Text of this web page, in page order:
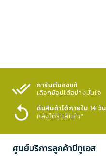
การันตีของแท้
เลือกช้อปได้อย่างมั่นใจ​
คืนสินค้าได้ภายใน 14 วัน
หลังได้รับสินค้า*
ศูนย์บริการลูกค้าบีทูเอส